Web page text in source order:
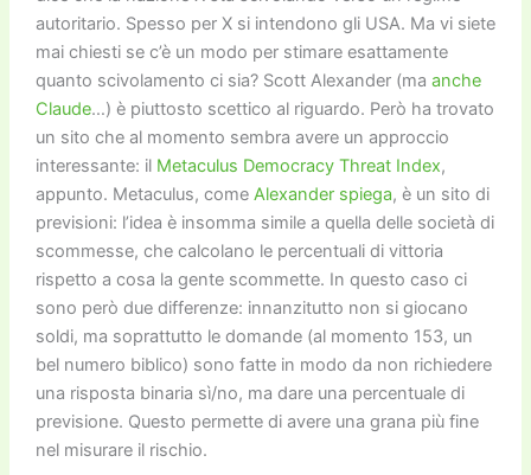
autoritario. Spesso per X si intendono gli USA. Ma vi siete
mai chiesti se c’è un modo per stimare esattamente
quanto scivolamento ci sia? Scott Alexander (ma anche
Claude…) è piuttosto scettico al riguardo. Però ha trovato
un sito che al momento sembra avere un approccio
interessante: il Metaculus Democracy Threat Index,
appunto. Metaculus, come Alexander spiega, è un sito di
previsioni: l’idea è insomma simile a quella delle società di
scommesse, che calcolano le percentuali di vittoria
rispetto a cosa la gente scommette. In questo caso ci
sono però due differenze: innanzitutto non si giocano
soldi, ma soprattutto le domande (al momento 153, un
bel numero biblico) sono fatte in modo da non richiedere
una risposta binaria sì/no, ma dare una percentuale di
previsione. Questo permette di avere una grana più fine
nel misurare il rischio.